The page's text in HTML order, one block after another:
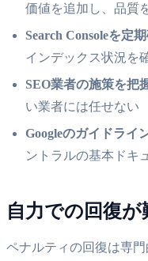
価値を追加し、品質
Search Consoleを定
インデックス状況を
SEO業者の施策を把
い業者には任せない
Googleのガイドライ
ントラルの基本ドキ
自力での回復
ペナルティの回復は専